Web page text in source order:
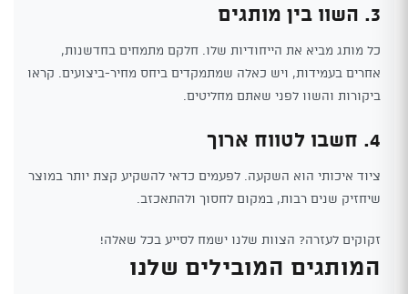
3. השוו בין מותגים
כל מותג מביא את הייחודיות שלו. חלקם מתמחים בחדשנות,
אחרים בעמידות, ויש כאלה שמתמקדים ביחס מחיר-ביצועים. קראו
ביקורות והשוו לפני שאתם מחליטים.
4. חשבו לטווח ארוך
ציוד איכותי הוא השקעה. לפעמים כדאי להשקיע קצת יותר במוצר
שיחזיק שנים רבות, במקום לחסוך ולהתאכזב.
זקוקים לעזרה? הצוות שלנו ישמח לסייע בכל שאלה!
המותגים המובילים שלנו